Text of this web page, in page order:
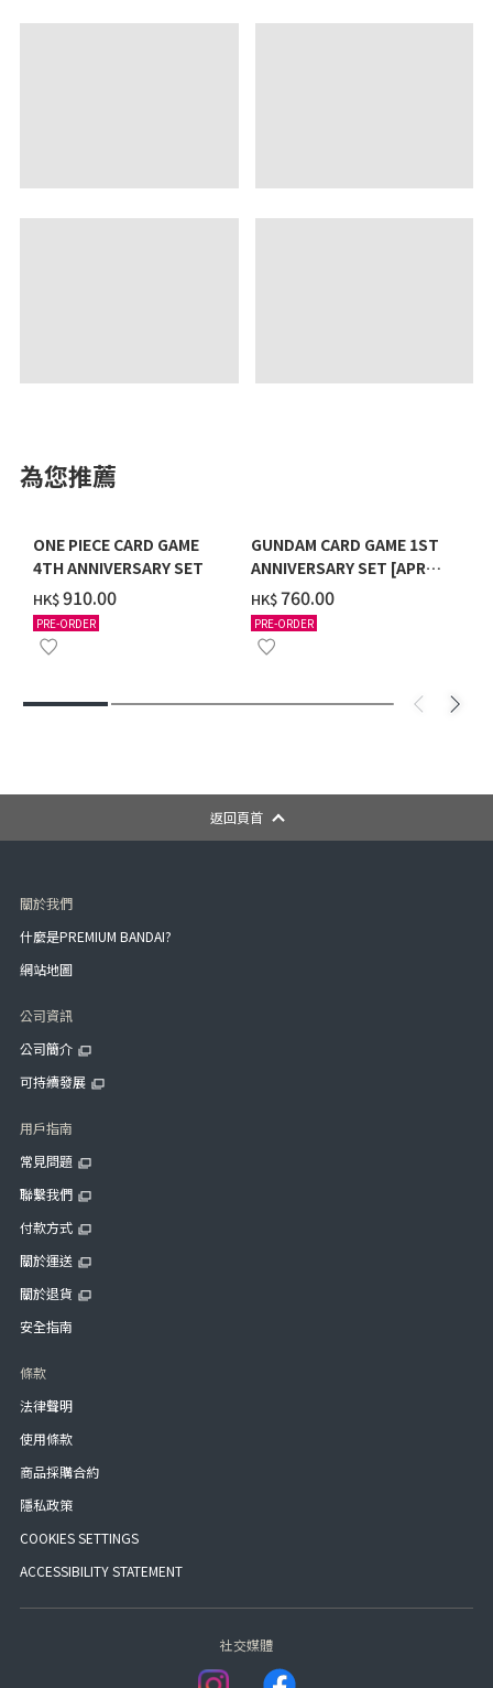
為您推薦
ONE PIECE CARD GAME
4TH ANNIVERSARY SET
HK$‌910.00
PRE-ORDER
GUNDAM CARD GAME 1ST
ANNIVERSARY SET [APR
2027 DELIVERY]
HK$‌760.00
PRE-ORDER
返回頁首
關於我們
什麼是PREMIUM BANDAI?
網站地圖
公司資訊
公司簡介
可持續發展
用戶指南
常見問題
聯繫我們
付款方式
關於運送
關於退貨
安全指南
條款
法律聲明
使用條款
商品採購合約
隱私政策
COOKIES SETTINGS
ACCESSIBILITY STATEMENT
社交媒體